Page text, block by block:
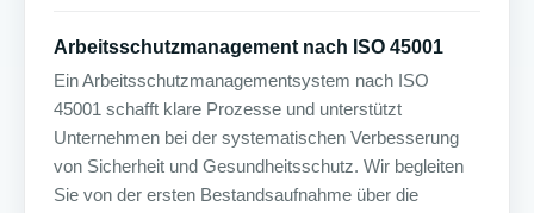
Arbeitsschutzmanagement nach ISO 45001
Ein Arbeitsschutzmanagementsystem nach ISO
45001 schafft klare Prozesse und unterstützt
Unternehmen bei der systematischen Verbesserung
von Sicherheit und Gesundheitsschutz. Wir begleiten
Sie von der ersten Bestandsaufnahme über die